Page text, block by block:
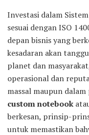
Investasi dalam
sesuai dengan ISO
depan bisnis yang
kesadaran akan
planet dan
operasional dan
massal maupun
custom notebook
berkesan, prinsip-
untuk memastikan